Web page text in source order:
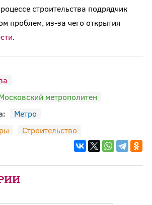
строительства подрядчик
проблем, из-за чего открытия
.
метрополитен
Метро
Строительство